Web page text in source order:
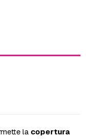
la copertura